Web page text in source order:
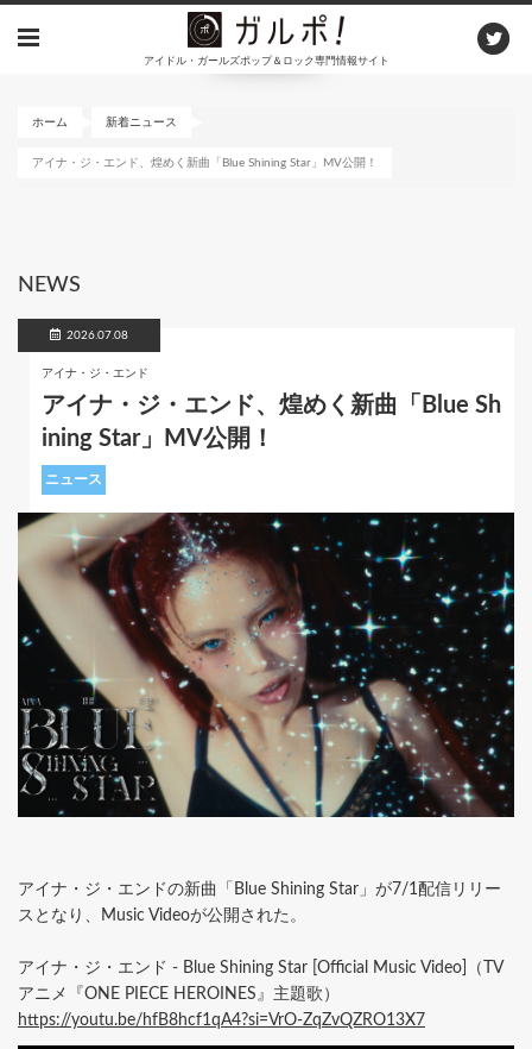
アイドル・ガールズポップ＆ロック専門情報サイト
ホーム 新着ニュース
アイナ・ジ・エンド、煌めく新曲「Blue Shining Star」MV公開！
NEWS
2026.07.08
アイナ・ジ・エンド
アイナ・ジ・エンド、煌めく新曲「Blue Sh
ining Star」MV公開！
ニュース
アイナ・ジ・エンドの新曲「Blue Shining Star」が7/1配信リリー
スとなり、Music Videoが公開された。
アイナ・ジ・エンド - Blue Shining Star [Official Music Video]（TV
アニメ『ONE PIECE HEROINES』主題歌）
https://youtu.be/hfB8hcf1qA4?si=VrO-ZqZvQZRO13X7